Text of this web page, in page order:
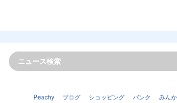
Peachy ブログ ショッピング バンク みん